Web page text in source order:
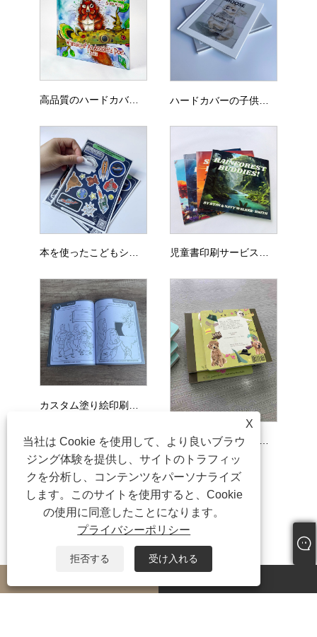
高品質のハードカバー絵本印刷サービス ハードカバーの子供向けの本印刷
本を使ったこどもシール印刷 児童書印刷サービス（三方背ボックス付き）
X
当社は Cookie を使用して、より良いブラウ
ジング体験を提供し、サイトのトラフィッ
クを分析し、コンテンツをパーソナライズ
します。このサイトを使用すると、Cookie
の使用に同意したことになります。
プライバシーポリシー
拒否する 受け入れる